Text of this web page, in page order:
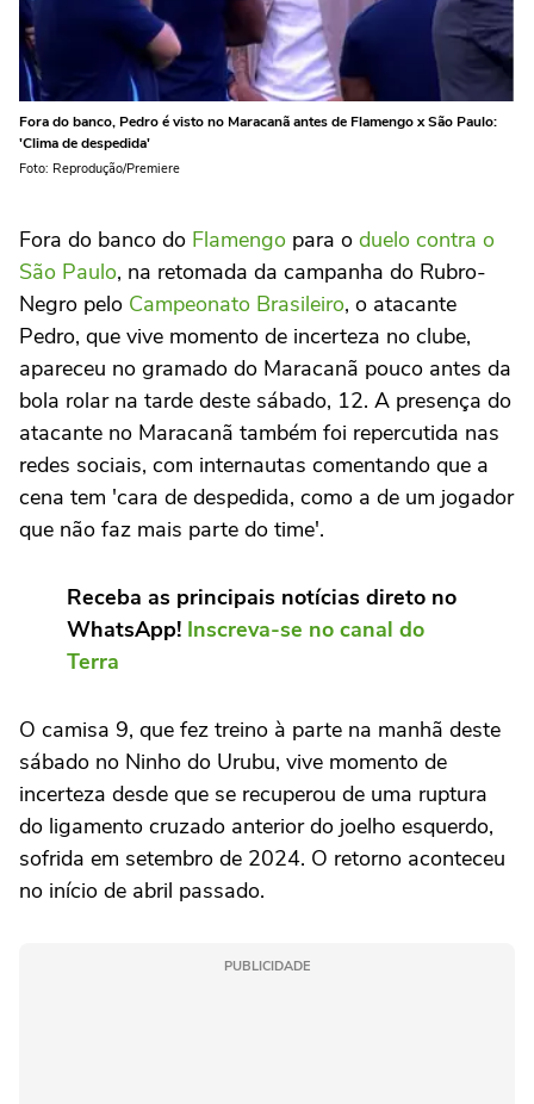
Fora do banco, Pedro é visto no Maracanã antes de Flamengo x São Paulo:
'Clima de despedida'
Foto: Reprodução/Premiere
Fora do banco do Flamengo para o duelo contra o
São Paulo, na retomada da campanha do Rubro-
Negro pelo Campeonato Brasileiro, o atacante
Pedro, que vive momento de incerteza no clube,
apareceu no gramado do Maracanã pouco antes da
bola rolar na tarde deste sábado, 12. A presença do
atacante no Maracanã também foi repercutida nas
redes sociais, com internautas comentando que a
cena tem 'cara de despedida, como a de um jogador
que não faz mais parte do time'.
Receba as principais notícias direto no
WhatsApp! Inscreva-se no canal do
Terra
O camisa 9, que fez treino à parte na manhã deste
sábado no Ninho do Urubu, vive momento de
incerteza desde que se recuperou de uma ruptura
do ligamento cruzado anterior do joelho esquerdo,
sofrida em setembro de 2024. O retorno aconteceu
no início de abril passado.
PUBLICIDADE